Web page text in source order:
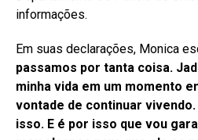
informações.
Em suas declarações, Monica
passamos por tanta coisa.
minha vida em um momento
vontade de continuar
isso. E é por isso que vou